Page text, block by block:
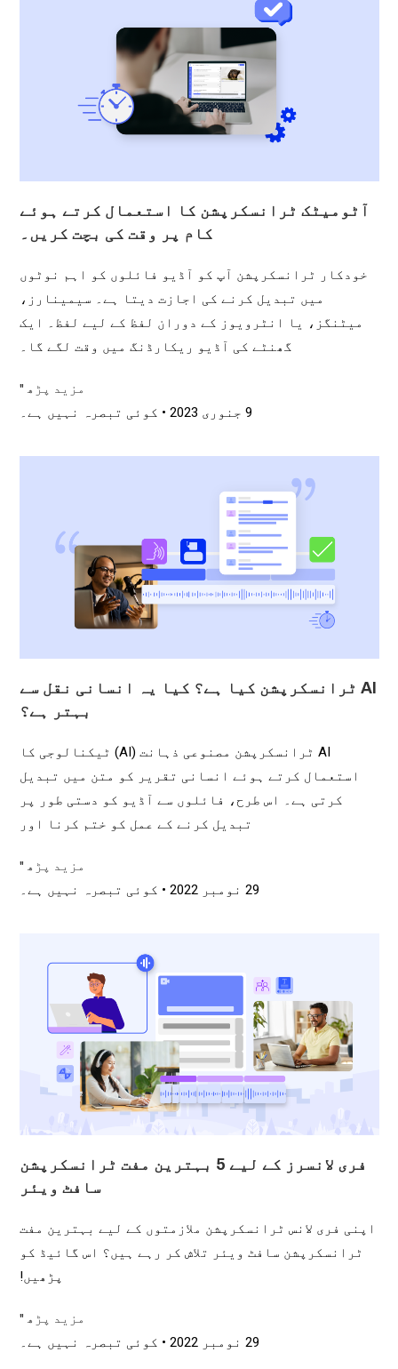
آٹومیٹک ٹرانسکرپشن کا استعمال کرتے ہوئے
کام پر وقت کی بچت کریں۔
خودکار ٹرانسکرپشن آپ کو آڈیو فائلوں کو اہم نوٹوں
میں تبدیل کرنے کی اجازت دیتا ہے۔ سیمینارز،
میٹنگز، یا انٹرویوز کے دوران لفظ کے لیے لفظ۔ ایک
گھنٹے کی آڈیو ریکارڈنگ میں وقت لگے گا۔
مزید پڑھ "
9 جنوری 2023 کوئی تبصرہ نہیں ہے۔
AI ٹرانسکرپشن کیا ہے؟ کیا یہ انسانی نقل سے
بہتر ہے؟
AI ٹرانسکرپشن مصنوعی ذہانت (AI) ٹیکنالوجی کا
استعمال کرتے ہوئے انسانی تقریر کو متن میں تبدیل
کرتی ہے۔ اس طرح، فائلوں سے آڈیو کو دستی طور پر
تبدیل کرنے کے عمل کو ختم کرنا اور
مزید پڑھ "
29 نومبر 2022 کوئی تبصرہ نہیں ہے۔
فری لانسرز کے لیے 5 بہترین مفت ٹرانسکرپشن
سافٹ ویئر
اپنی فری لانس ٹرانسکرپشن ملازمتوں کے لیے بہترین مفت
ٹرانسکرپشن سافٹ ویئر تلاش کر رہے ہیں؟ اس گائیڈ کو
پڑھیں!
مزید پڑھ "
29 نومبر 2022 کوئی تبصرہ نہیں ہے۔